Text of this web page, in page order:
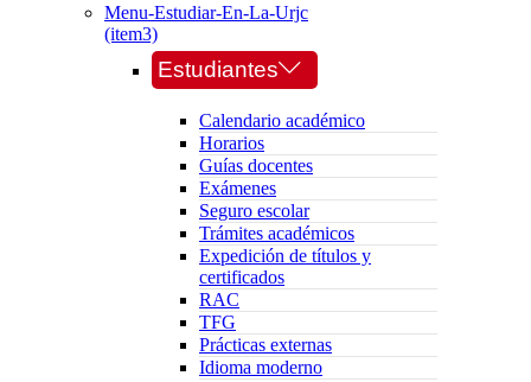
Menu-Estudiar-En-La-Urjc
(item3)
Estudiantes
Calendario académico
Horarios
Guías docentes
Exámenes
Seguro escolar
Trámites académicos
Expedición de títulos y
certificados
RAC
TFG
Prácticas externas
Idioma moderno